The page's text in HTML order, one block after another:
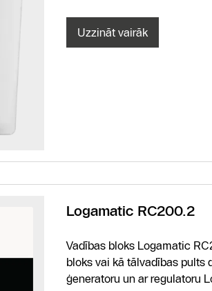
Uzzināt vairāk
Logamatic RC200.2
Vadības bloks Logamatic
bloks vai kā tālvadības pults
ģeneratoru un ar regulatoru